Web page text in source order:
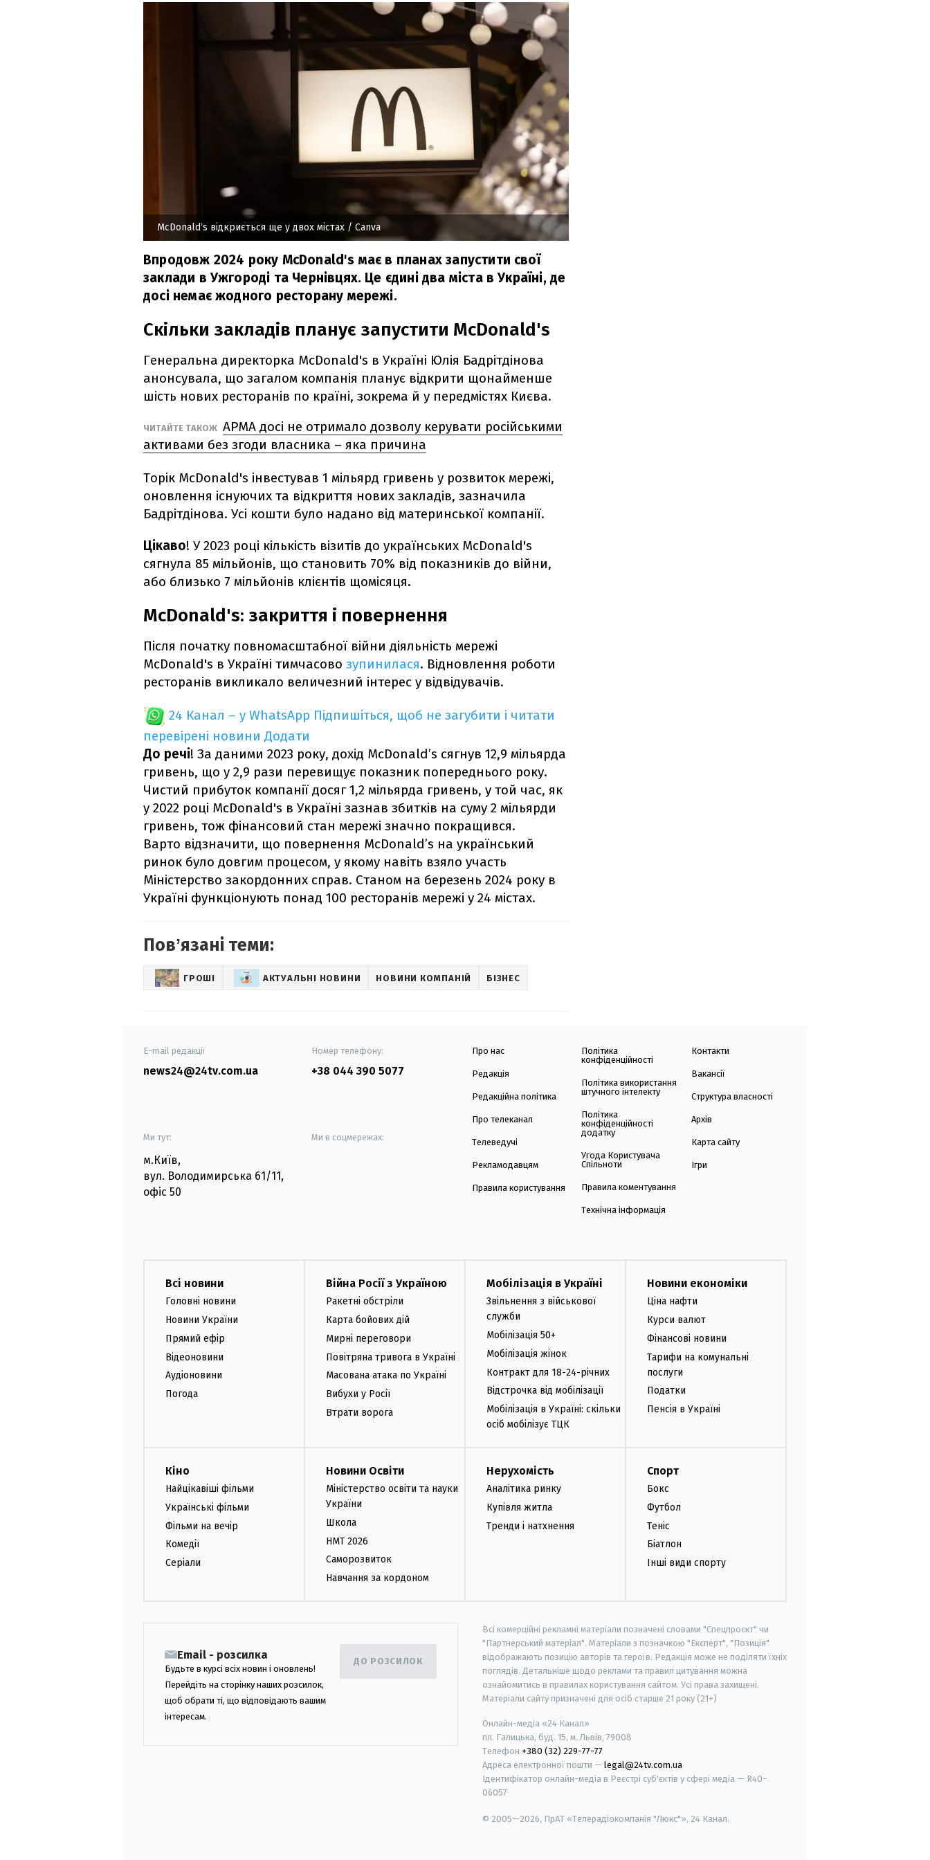
McDonaldʼs відкриється ще у двох містах / Canva
Впродовж 2024 року McDonald's має в планах запустити свої
заклади в Ужгороді та Чернівцях. Це єдині два міста в Україні, де
досі немає жодного ресторану мережі.
Скільки закладів планує запустити McDonald's
Генеральна директорка McDonald's в Україні Юлія Бадрітдінова
анонсувала, що загалом компанія планує відкрити щонайменше
шість нових ресторанів по країні, зокрема й у передмістях Києва.
ЧИТАЙТЕ ТАКОЖ АРМА досі не отримало дозволу керувати російськими
активами без згоди власника – яка причина
Торік McDonald's інвестував 1 мільярд гривень у розвиток мережі,
оновлення існуючих та відкриття нових закладів, зазначила
Бадрітдінова. Усі кошти було надано від материнської компанії.
Цікаво! У 2023 році кількість візитів до українських McDonald's
сягнула 85 мільйонів, що становить 70% від показників до війни,
або близько 7 мільйонів клієнтів щомісяця.
McDonald's: закриття і повернення
Після початку повномасштабної війни діяльність мережі
McDonald's в Україні тимчасово зупинилася. Відновлення роботи
ресторанів викликало величезний інтерес у відвідувачів.
24 Канал – у WhatsApp Підпишіться, щоб не загубити і читати
перевірені новини Додати
До речі! За даними 2023 року, дохід McDonald’s сягнув 12,9 мільярда
гривень, що у 2,9 рази перевищує показник попереднього року.
Чистий прибуток компанії досяг 1,2 мільярда гривень, у той час, як
у 2022 році McDonald's в Україні зазнав збитків на суму 2 мільярди
гривень, тож фінансовий стан мережі значно покращився.
Варто відзначити, що повернення McDonald’s на український
ринок було довгим процесом, у якому навіть взяло участь
Міністерство закордонних справ. Станом на березень 2024 року в
Україні функціонують понад 100 ресторанів мережі у 24 містах.
Повʼязані теми:
ГРОШІ АКТУАЛЬНІ НОВИНИ НОВИНИ КОМПАНІЙ БІЗНЕС
E-mail редакції
news24@24tv.com.ua
Номер телефону:
+38 044 390 5077
Ми тут:
м.Київ,
вул. Володимирська 61/11,
офіс 50
Ми в соцмережах:
Про нас
Редакція
Редакційна політика
Про телеканал
Телеведучі
Рекламодавцям
Правила користування
Політика
конфіденційності
Політика використання
штучного інтелекту
Політика
конфіденційності
додатку
Угода Користувача
Спільноти
Правила коментування
Технічна інформація
Контакти
Вакансії
Структура власності
Архів
Карта сайту
Ігри
Всі новини
Головні новини
Новини України
Прямий ефір
Відеоновини
Аудіоновини
Погода
Війна Росії з Україною
Ракетні обстріли
Карта бойових дій
Мирні переговори
Повітряна тривога в Україні
Масована атака по Україні
Вибухи у Росії
Втрати ворога
Мобілізація в Україні
Звільнення з військової
служби
Мобілізація 50+
Мобілізація жінок
Контракт для 18-24-річних
Відстрочка від мобілізації
Мобілізація в Україні: скільки
осіб мобілізує ТЦК
Новини економіки
Ціна нафти
Курси валют
Фінансові новини
Тарифи на комунальні
послуги
Податки
Пенсія в Україні
Кіно
Найцікавіші фільми
Українські фільми
Фільми на вечір
Комедії
Серіали
Новини Освіти
Міністерство освіти та науки
України
Школа
НМТ 2026
Саморозвиток
Навчання за кордоном
Нерухомість
Аналітика ринку
Купівля житла
Тренди і натхнення
Спорт
Бокс
Футбол
Теніс
Біатлон
Інші види спорту
Email - розсилка
Будьте в курсі всіх новин і оновлень!
Перейдіть на сторінку наших розсилок,
щоб обрати ті, що відповідають вашим
інтересам.
ДО РОЗСИЛОК
Всі комерційні рекламні матеріали позначені словами "Спецпроєкт" чи
"Партнерський матеріал". Матеріали з позначкою "Експерт", "Позиція"
відображають позицію авторів та героїв. Редакція може не поділяти їхніх
поглядів. Детальніше щодо реклами та правил цитування можна
ознайомитись в правилах користування сайтом. Усі права захищені.
Матеріали сайту призначені для осіб старше 21 року (21+)
Онлайн-медіа «24 Канал»
пл. Галицька, буд. 15, м. Львів, 79008
Телефон +380 (32) 229-77-77
Адреса електронної пошти — legal@24tv.com.ua
Ідентифікатор онлайн-медіа в Реєстрі суб'єктів у сфері медіа — R40-
06057
© 2005—2026, ПрАТ «Телерадіокомпанія "Люкс"», 24 Канал.